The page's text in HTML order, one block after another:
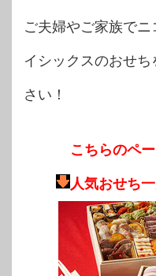
ご夫婦やご家族で
イシックスのおせ
さい！
こちらのペ
人気おせち